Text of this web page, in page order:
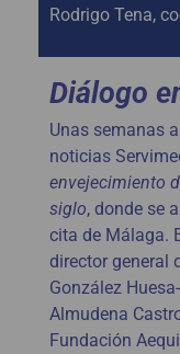
Rodrigo Tena,
Diálogo
Unas semanas
noticias
envejecimiento
siglo, donde se
cita de Málaga.
director general
González
Almudena
Fundación